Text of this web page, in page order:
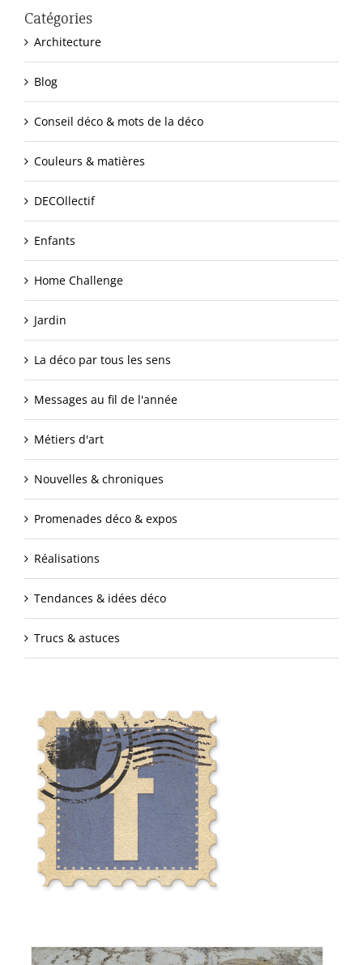
Catégories
Architecture
Blog
Conseil déco & mots de la déco
Couleurs & matières
DECOllectif
Enfants
Home Challenge
Jardin
La déco par tous les sens
Messages au fil de l'année
Métiers d'art
Nouvelles & chroniques
Promenades déco & expos
Réalisations
Tendances & idées déco
Trucs & astuces